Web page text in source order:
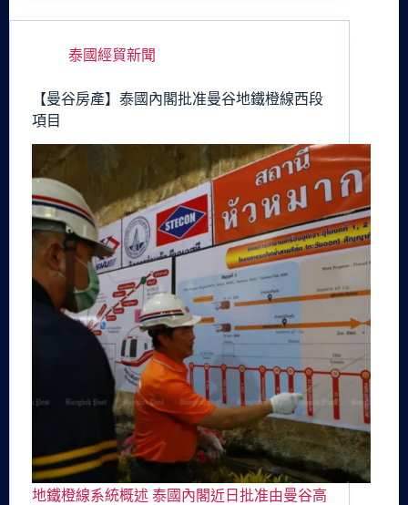
泰國經貿新聞
【曼谷房產】泰國內閣批准曼谷地鐵橙線西段
項目
地鐵橙線系統概述 泰國內閣近日批准由曼谷高